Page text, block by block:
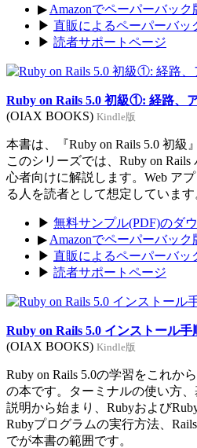
▶ Amazonでペーパーバック
▶ 直販によるペーパーバッ
▶ 読者サポートページ
Ruby on Rails 5.0 初級①: 経路、
(OIAX BOOKS) Kindle版
本書は、『Ruby on Rails 5.0 初級
このシリーズでは、Ruby on
心者向けに解説します。Web ア
る人を読者として想定しています
▶ 無料サンプル(PDF)のダ
▶ Amazonでペーパーバック
▶ 直販によるペーパーバッ
▶ 読者サポートページ
Ruby on Rails 5.0 インストール手
(OIAX BOOKS) Kindle版
Ruby on Rails 5.0の学習をこれか
の本です。ターミナルの使い方
説明から始まり、Rubyおよび
Rubyプログラムの実行方法、
でが本書の範囲です。